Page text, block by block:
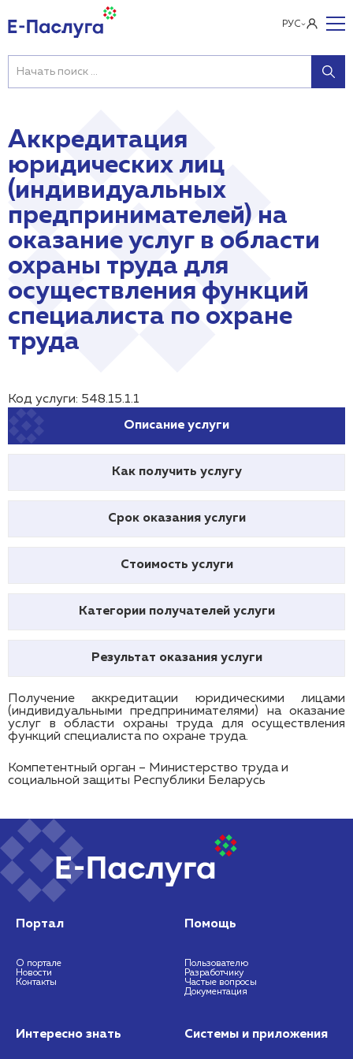
РУС
Аккредитация
юридических лиц
(индивидуальных
предпринимателей) на
оказание услуг в области
охраны труда для
осуществления функций
специалиста по охране
труда
Код услуги: 548.15.1.1
Описание услуги
Как получить услугу
Срок оказания услуги
Стоимость услуги
Категории получателей услуги
Результат оказания услуги
Получение аккредитации юридическими лицами
(индивидуальными предпринимателями) на оказание
услуг в области охраны труда для осуществления
функций специалиста по охране труда.
Компетентный орган – Министерство труда и
социальной защиты Республики Беларусь
Портал
О портале
Новости
Контакты
Помощь
Пользователю
Разработчику
Частые вопросы
Документация
Интересно знать Системы и приложения